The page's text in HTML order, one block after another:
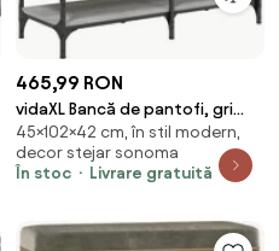
465,99 RON
vidaXL Bancă de pantofi, gri
sonoma, 102x42x45 cm, lemn
prelucrat
45×102×42 cm, în stil modern,
decor stejar sonoma
În stoc
Livrare gratuită